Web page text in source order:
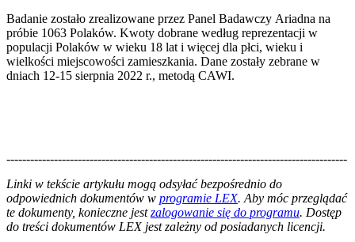
Badanie zostało zrealizowane przez Panel Badawczy Ariadna na
próbie 1063 Polaków. Kwoty dobrane według reprezentacji w
populacji Polaków w wieku 18 lat i więcej dla płci, wieku i
wielkości miejscowości zamieszkania. Dane zostały zebrane w
dniach 12-15 sierpnia 2022 r., metodą CAWI.
--------------------------------------------------------------------------------------
Linki w tekście artykułu mogą odsyłać bezpośrednio do
odpowiednich dokumentów w programie LEX. Aby móc przeglądać
te dokumenty, konieczne jestzalogowanie się do programu. Dostęp
do treści dokumentów LEX jest zależny od posiadanych licencji.